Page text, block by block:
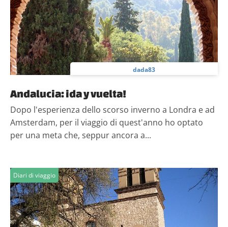
dada83
Andalucia: ida y vuelta!
Dopo l'esperienza dello scorso inverno a Londra e ad
Amsterdam, per il viaggio di quest'anno ho optato
per una meta che, seppur ancora a...
Diari di viaggio